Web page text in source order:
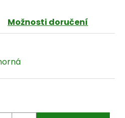
Možnosti doručení